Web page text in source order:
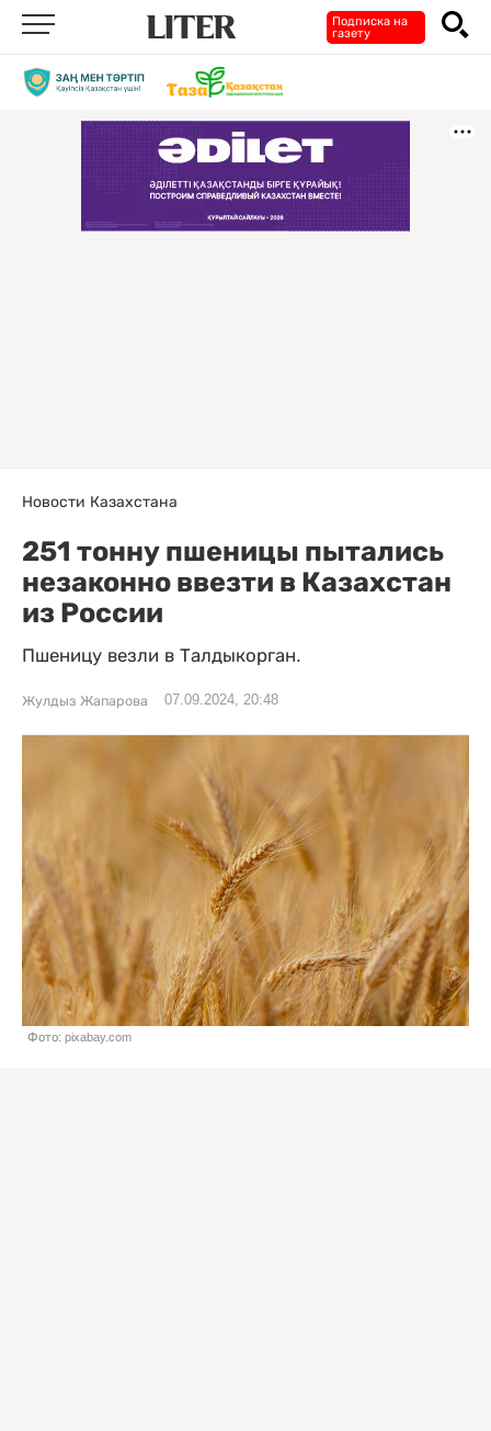
Подписка на
газету
Новости Казахстана
251 тонну пшеницы пытались
незаконно ввезти в Казахстан
из России
Пшеницу везли в Талдыкорган.
Жулдыз Жапарова 07.09.2024, 20:48
Фото: pixabay.com